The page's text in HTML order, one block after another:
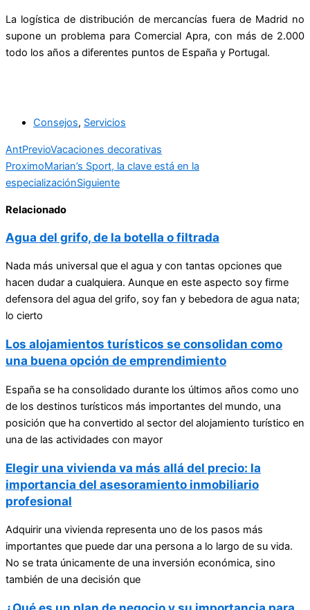
La logística de distribución de mercancías fuera de Madrid no
supone un problema para Comercial Apra, con más de 2.000
todo los años a diferentes puntos de España y Portugal.
Consejos, Servicios
AntPrevioVacaciones decorativas
ProximoMarian’s Sport, la clave está en la
especializaciónSiguiente
Relacionado
Agua del grifo, de la botella o filtrada
Nada más universal que el agua y con tantas opciones que
hacen dudar a cualquiera. Aunque en este aspecto soy firme
defensora del agua del grifo, soy fan y bebedora de agua nata;
lo cierto
Los alojamientos turísticos se consolidan como
una buena opción de emprendimiento
España se ha consolidado durante los últimos años como uno
de los destinos turísticos más importantes del mundo, una
posición que ha convertido al sector del alojamiento turístico en
una de las actividades con mayor
Elegir una vivienda va más allá del precio: la
importancia del asesoramiento inmobiliario
profesional
Adquirir una vivienda representa uno de los pasos más
importantes que puede dar una persona a lo largo de su vida.
No se trata únicamente de una inversión económica, sino
también de una decisión que